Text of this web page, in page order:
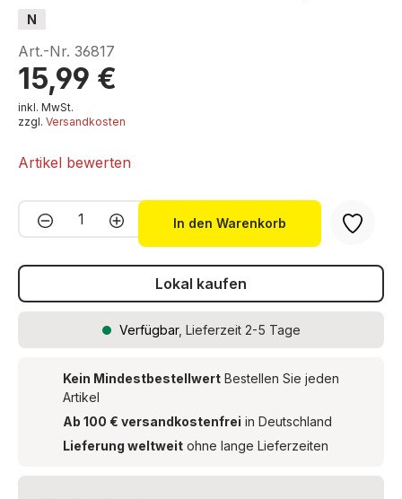
N
Art.-Nr. 36817
15,99 €
inkl. MwSt.
zzgl. Versandkosten
Artikel bewerten
Produkt Anzahl: Gib den
In den Warenkorb
Lokal kaufen
Verfügbar, Lieferzeit 2-5 Tage
Kein Mindestbestellwert Bestellen Sie jeden
Artikel
Ab 100 € versandkostenfrei in Deutschland
Lieferung weltweit ohne lange Lieferzeiten